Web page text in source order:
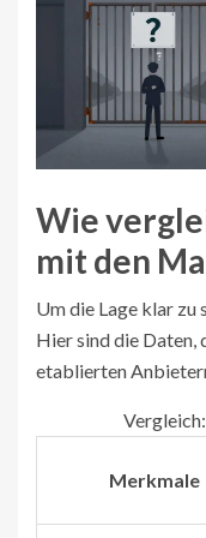
Wie
mit den
Um die Lage klar zu
Hier sind die Daten,
etablierten
Merkmale